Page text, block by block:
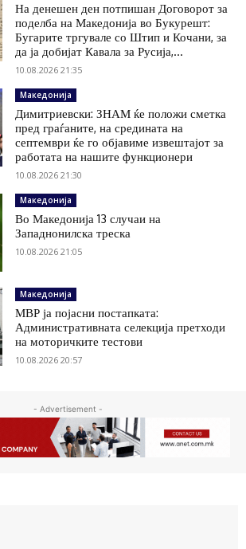
На денешен ден потпишан Договорот за
поделба на Македонија во Букурешт:
Бугарите тргувале со Штип и Кочани, за
да ја добијат Кавала за Русија,...
10.08.2026 21:35
Македонија
Димитриевски: ЗНАМ ќе положи сметка
пред граѓаните, на средината на
септември ќе го објавиме извештајот за
работата на нашите функционери
10.08.2026 21:30
Македонија
Во Македонија 13 случаи на
Западнонилска треска
10.08.2026 21:05
Македонија
МВР ја појасни постапката:
Административната селекција претходи
на моторичките тестови
10.08.2026 20:57
- Advertisement -